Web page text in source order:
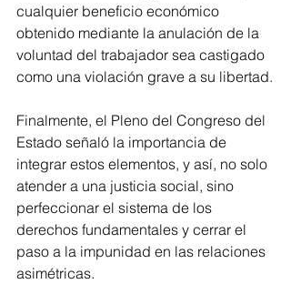
cualquier beneficio económico
obtenido mediante la anulación de la
voluntad del trabajador sea castigado
como una violación grave a su libertad.
Finalmente, el Pleno del Congreso del
Estado señaló la importancia de
integrar estos elementos, y así, no solo
atender a una justicia social, sino
perfeccionar el sistema de los
derechos fundamentales y cerrar el
paso a la impunidad en las relaciones
asimétricas.